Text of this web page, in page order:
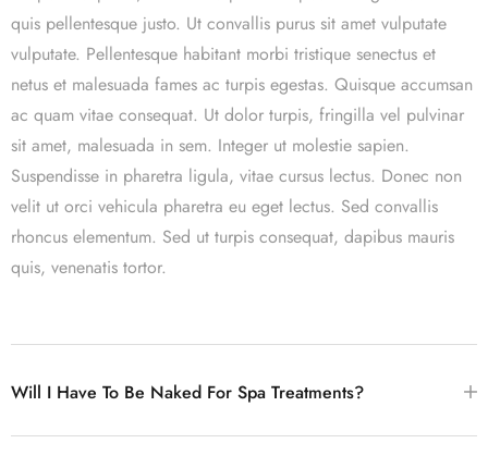
quis pellentesque justo. Ut convallis purus sit amet vulputate
vulputate. Pellentesque habitant morbi tristique senectus et
netus et malesuada fames ac turpis egestas. Quisque accumsan
ac quam vitae consequat. Ut dolor turpis, fringilla vel pulvinar
sit amet, malesuada in sem. Integer ut molestie sapien.
Suspendisse in pharetra ligula, vitae cursus lectus. Donec non
velit ut orci vehicula pharetra eu eget lectus. Sed convallis
rhoncus elementum. Sed ut turpis consequat, dapibus mauris
quis, venenatis tortor.
Will I Have To Be Naked For Spa Treatments?